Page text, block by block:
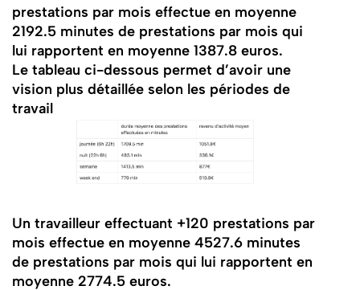
prestations par mois effectue en moyenne
2192.5 minutes de prestations par mois qui
lui rapportent en moyenne 1387.8 euros.
Le tableau ci-dessous permet d’avoir une
vision plus détaillée selon les périodes de
travail
Un travailleur effectuant +120 prestations par
mois effectue en moyenne 4527.6 minutes
de prestations par mois qui lui rapportent en
moyenne 2774.5 euros.